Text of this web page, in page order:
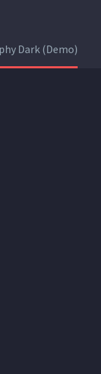
Dark (Demo)